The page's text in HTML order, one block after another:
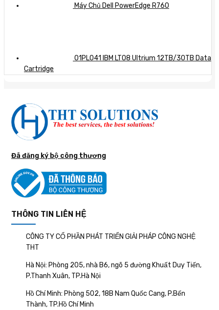
Máy Chủ Dell PowerEdge R760
01PL041 IBM LTO8 Ultrium 12TB/30TB Data
Cartridge
Đã đăng ký bộ công thương
THÔNG TIN LIÊN HỆ
CÔNG TY CỔ PHẦN PHÁT TRIỂN GIẢI PHÁP CÔNG NGHỆ
THT
Hà Nội: Phòng 205, nhà B6, ngõ 5 đường Khuất Duy Tiến,
P.Thanh Xuân, TP.Hà Nội
Hồ Chí Minh: Phòng 502, 18B Nam Quốc Cang, P.Bến
Thành, TP.Hồ Chí Minh